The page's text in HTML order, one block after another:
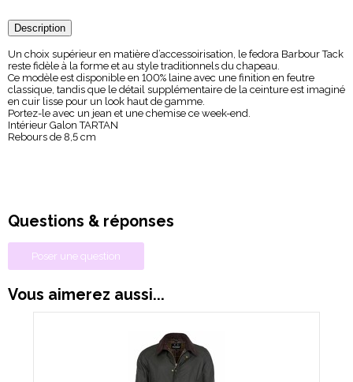
Description
Un choix supérieur en matière d’accessoirisation, le fedora Barbour Tack
reste fidèle à la forme et au style traditionnels du chapeau.
Ce modèle est disponible en 100% laine avec une finition en feutre
classique, tandis que le détail supplémentaire de la ceinture est imaginé
en cuir lisse pour un look haut de gamme.
Portez-le avec un jean et une chemise ce week-end.
Intérieur Galon TARTAN
Rebours de 8,5 cm
Questions & réponses
Poser une question
Vous aimerez aussi...